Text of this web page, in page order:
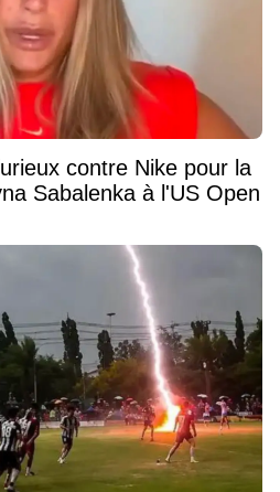
contre Nike pour la
Sabalenka à l'US Open